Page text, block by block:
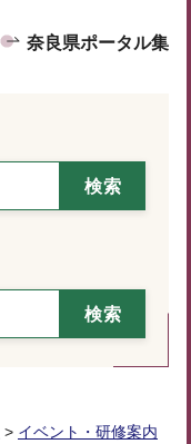
奈良県ポータル集
> イベント・研修案内